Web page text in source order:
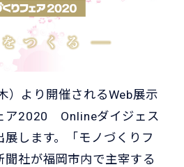
）より開催されるWeb展示
ア2020 Onlineダイジェス
展します。「モノづくりフ
聞社が福岡市内で主宰する